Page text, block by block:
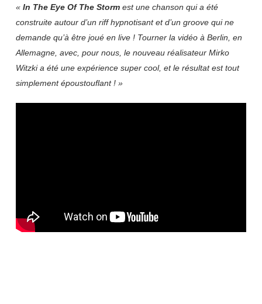
« In The Eye Of The Stormest une chanson qui a été
construite autour d’un riff hypnotisant et d’un groove qui ne
demande qu’à être joué en live ! Tourner la vidéo à Berlin, en
Allemagne, avec, pour nous, le nouveau réalisateur Mirko
Witzki a été une expérience super cool, et le résultat est tout
simplement époustouflant ! »